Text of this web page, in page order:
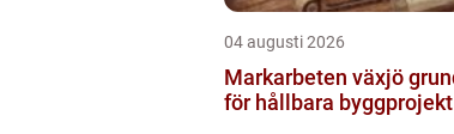
04 augusti 2026
Markarbeten växjö grunden
för hållbara byggprojekt